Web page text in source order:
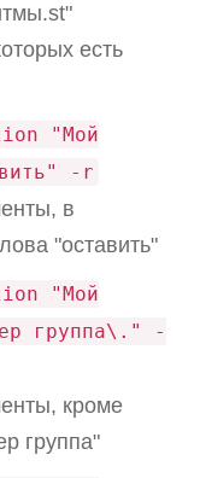
есть
"Мой
-r
в
"оставить"
"Мой
группа\." -
кроме
группа"